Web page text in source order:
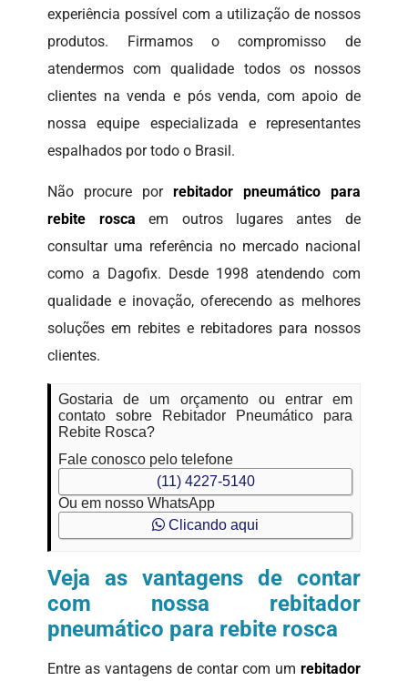
experiência possível com a utilização de nossos
produtos. Firmamos o compromisso de
atendermos com qualidade todos os nossos
clientes na venda e pós venda, com apoio de
nossa equipe especializada e representantes
espalhados por todo o Brasil.
Não procure por rebitador pneumático para
rebite rosca em outros lugares antes de
consultar uma referência no mercado nacional
como a Dagofix. Desde 1998 atendendo com
qualidade e inovação, oferecendo as melhores
soluções em rebites e rebitadores para nossos
clientes.
Gostaria de um orçamento ou entrar em
contato sobre Rebitador Pneumático para
Rebite Rosca?
Fale conosco pelo telefone
(11) 4227-5140
Ou em nosso WhatsApp
Clicando aqui
Veja as vantagens de contar
com nossa rebitador
pneumático para rebite rosca
Entre as vantagens de contar com um rebitador